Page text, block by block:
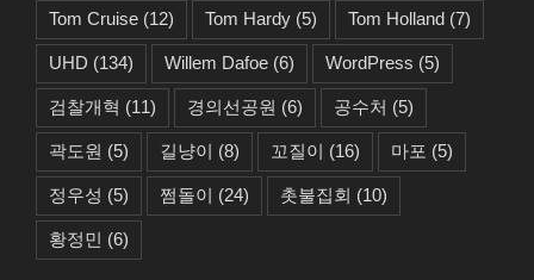
Tom Cruise (12) Tom Hardy (5) Tom Holland (7)
UHD (134) Willem Dafoe (6) WordPress (5)
검찰개혁 (11) 경의선공원 (6) 공수처 (5)
곽도원 (5) 길냥이 (8) 꼬질이 (16) 마포 (5)
정우성 (5) 쩜돌이 (24) 촛불집회 (10)
황정민 (6)